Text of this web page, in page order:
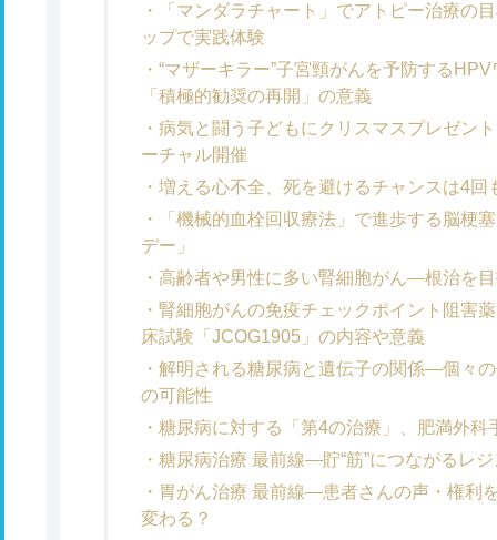
「マンダラチャート」でアトピー治療の
ップで実践体験
“マザーキラー”子宮頸がんを予防する
「積極的勧奨の再開」の意義
病気と闘う子どもにクリスマスプレゼン
ーチャル開催
増える心不全、死を避けるチャンスは4
「機械的血栓回収療法」で進歩する脳梗
デー」
高齢者や男性に多い腎細胞がん―根治を
腎細胞がんの免疫チェックポイント阻害
床試験「JCOG1905」の内容や意義
解明される糖尿病と遺伝子の関係―個々
の可能性
糖尿病に対する「第4の治療」、肥満外科
糖尿病治療 最前線―貯“筋”につながるレ
胃がん治療 最前線―患者さんの声・権利
変わる？